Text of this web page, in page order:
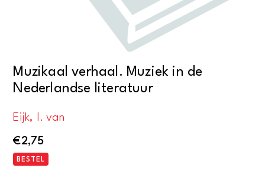
Muzikaal verhaal. Muziek in de
Nederlandse literatuur
Eijk, I. van
€2,75
BESTEL